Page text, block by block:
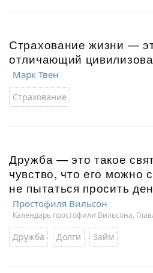
Страхование жизни —
отличающий
Марк Твен
Страхование
Дружба — это такое
чувство, что его можно
не пытаться просить
Простофиля Вильсон
Календарь простофили Вильсона,
Дружба Долги Займ